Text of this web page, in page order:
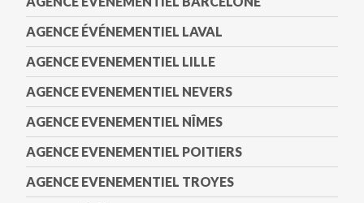
AGENCE ÉVÉNEMENTIEL LAVAL
AGENCE EVENEMENTIEL LILLE
AGENCE EVENEMENTIEL NEVERS
AGENCE EVENEMENTIEL NÎMES
AGENCE EVENEMENTIEL POITIERS
AGENCE EVENEMENTIEL TROYES